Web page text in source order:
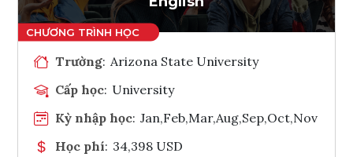
Trường: Arizona State University
Cấp học: University
Kỳ nhập học: Jan,Feb,Mar,Aug,Sep,Oct,Nov
Học phí: 34,398 USD